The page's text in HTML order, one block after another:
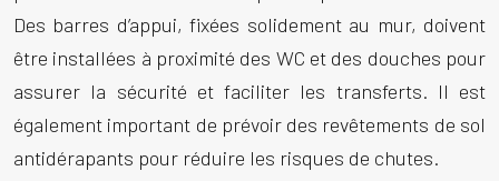
Des barres d’appui, fixées solidement au mur, doivent
être installées à proximité des WC et des douches pour
assurer la sécurité et faciliter les transferts. Il est
également important de prévoir des revêtements de sol
antidérapants pour réduire les risques de chutes.